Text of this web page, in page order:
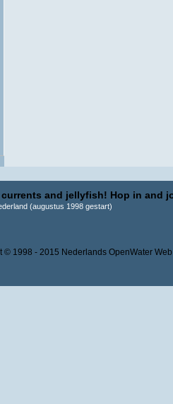
and jellyfish! Hop in and
(augustus 1998 gestart)
© 1998 - 2015 Nederlands OpenWater